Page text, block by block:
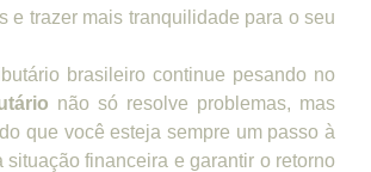
e trazer mais tranquilidade para o seu
brasileiro continue pesando no
não só resolve problemas, mas
que você esteja sempre um passo à
financeira e garantir o retorno